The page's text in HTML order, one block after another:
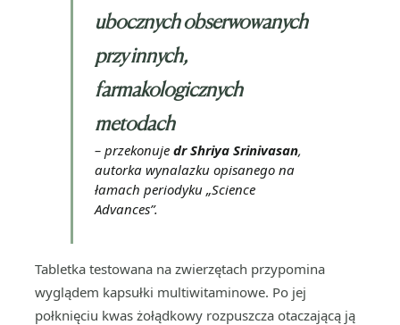
ubocznych obserwowanych
przy innych,
farmakologicznych
metodach
– przekonuje dr Shriya Srinivasan,
autorka wynalazku opisanego na
łamach periodyku „Science
Advances”.
Tabletka testowana na zwierzętach przypomina
wyglądem kapsułki multiwitaminowe. Po jej
połknięciu kwas żołądkowy rozpuszcza otaczającą ją